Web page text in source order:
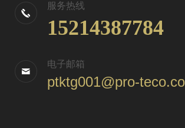
服务热线
15214387784
电子邮箱
ptktg001@pro-